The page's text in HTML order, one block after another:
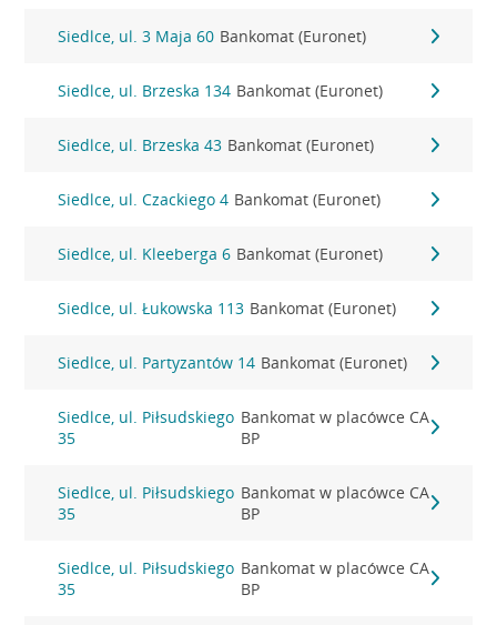
Siedlce, ul. 3 Maja 60 Bankomat (Euronet)
Siedlce, ul. Brzeska 134 Bankomat (Euronet)
Siedlce, ul. Brzeska 43 Bankomat (Euronet)
Siedlce, ul. Czackiego 4 Bankomat (Euronet)
Siedlce, ul. Kleeberga 6 Bankomat (Euronet)
Siedlce, ul. Łukowska 113 Bankomat (Euronet)
Siedlce, ul. Partyzantów 14 Bankomat (Euronet)
Siedlce, ul. Piłsudskiego
35
Bankomat w placówce CA
BP
Siedlce, ul. Piłsudskiego
35
Bankomat w placówce CA
BP
Siedlce, ul. Piłsudskiego
35
Bankomat w placówce CA
BP